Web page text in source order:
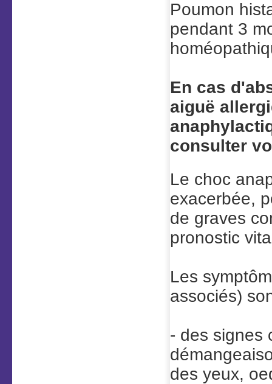
Poumon
pendant 3
En cas
aiguë
consulter
Le choc
exacerbée,
de graves
pronostic
Les
associés)
- des signes
des yeux,